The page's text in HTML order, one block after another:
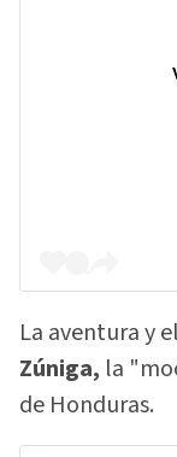
La aventura y
Zúniga, la
de Honduras.